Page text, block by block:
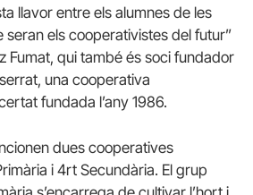
llavor entre els alumnes de les
seran els cooperativistes del futur”
Fumat, qui també és soci fundador
una cooperativa
fundada l’any 1986.
dues cooperatives
i 4rt Secundària. El grup